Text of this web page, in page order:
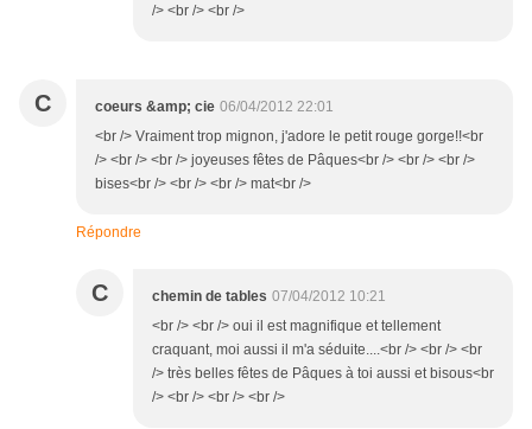
/> <br /> <br />
C coeurs &amp; cie 06/04/2012 22:01
<br /> Vraiment trop mignon, j'adore le petit rouge gorge!!<br
/> <br /> <br /> joyeuses fêtes de Pâques<br /> <br /> <br />
bises<br /> <br /> <br /> mat<br />
Répondre
C chemin de tables 07/04/2012 10:21
<br /> <br /> oui il est magnifique et tellement
craquant, moi aussi il m'a séduite....<br /> <br /> <br
/> très belles fêtes de Pâques à toi aussi et bisous<br
/> <br /> <br /> <br />